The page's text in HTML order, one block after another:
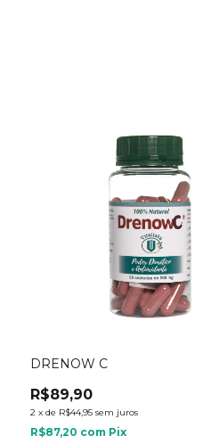
DRENOW C
R$89,90
2 x de R$44,95 sem juros
R$87,20 com Pix